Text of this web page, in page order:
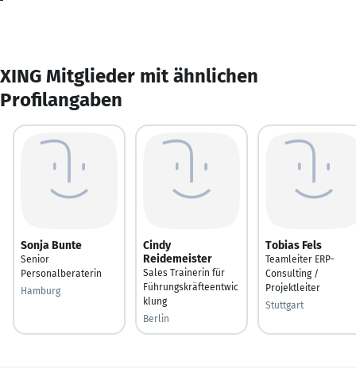
XING Mitglieder mit ähnlichen
Profilangaben
Sonja Bunte
Senior
Personalberaterin
Hamburg
Cindy
Reidemeister
Sales Trainerin für
Führungskräfteentwic
klung
Berlin
Tobias Fels
Teamleiter ERP-
Consulting /
Projektleiter
Stuttgart